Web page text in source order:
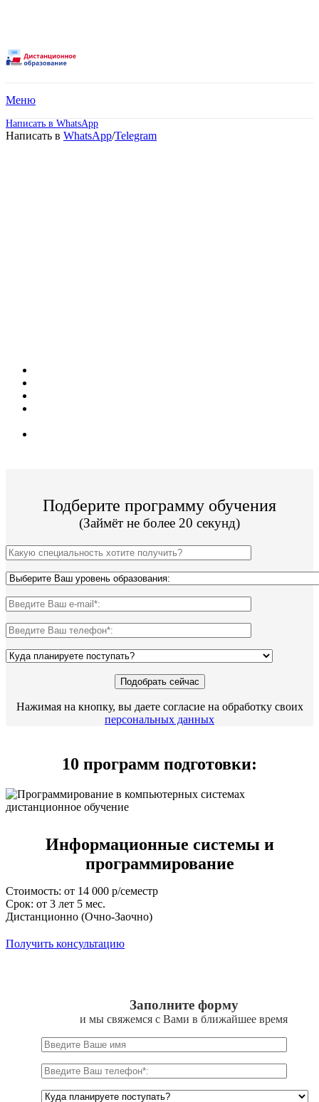
Меню
Написать в WhatsApp
Написать в WhatsApp/Telegram
Подберите программу обучения
(Займёт не более 20 секунд)
Нажимая на кнопку, вы даете согласие на обработку своих
персональных данных
10 программ подготовки:
Информационные системы и
программирование
Стоимость: от 14 000 р/семестр
Срок: от 3 лет 5 мес.
Дистанционно (Очно-Заочно)
Получить консультацию
Заполните форму
и мы свяжемся с Вами в ближайшее время